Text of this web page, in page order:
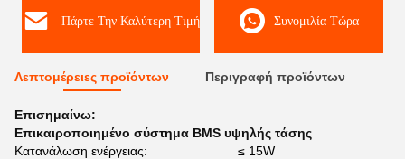
Πάρτε Την Καλύτερη Τιμή Συνομιλία Τώρα
Λεπτομέρειες προϊόντων Περιγραφή προϊόντων
Επισημαίνω:
Επικαιροποιημένο σύστημα BMS υψηλής τάσης
Κατανάλωση ενέργειας:
≤ 15W